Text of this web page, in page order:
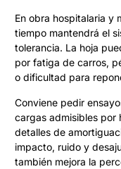
En obra hospitalaria y
tiempo mantendrá el
tolerancia. La hoja
por fatiga de carros,
o dificultad para
Conviene pedir
cargas admisibles por
detalles de
impacto, ruido y
también mejora la